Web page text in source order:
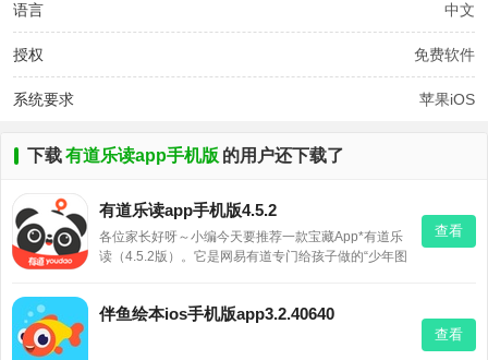
语言 中文
授权 免费软件
系统要求 苹果iOS
下载有道乐读app手机版 的用户还下载了
有道乐读app手机版4.5.2
各位家长好呀～小编今天要推荐一款宝藏App*有道乐
读（4.5.2版）。它是网易有道专门给孩子做的“少年图
栏等花样读法，孩子不会腻。更贴心的是，它会生成
查看
伴鱼绘本ios手机版app3.2.40640
查看